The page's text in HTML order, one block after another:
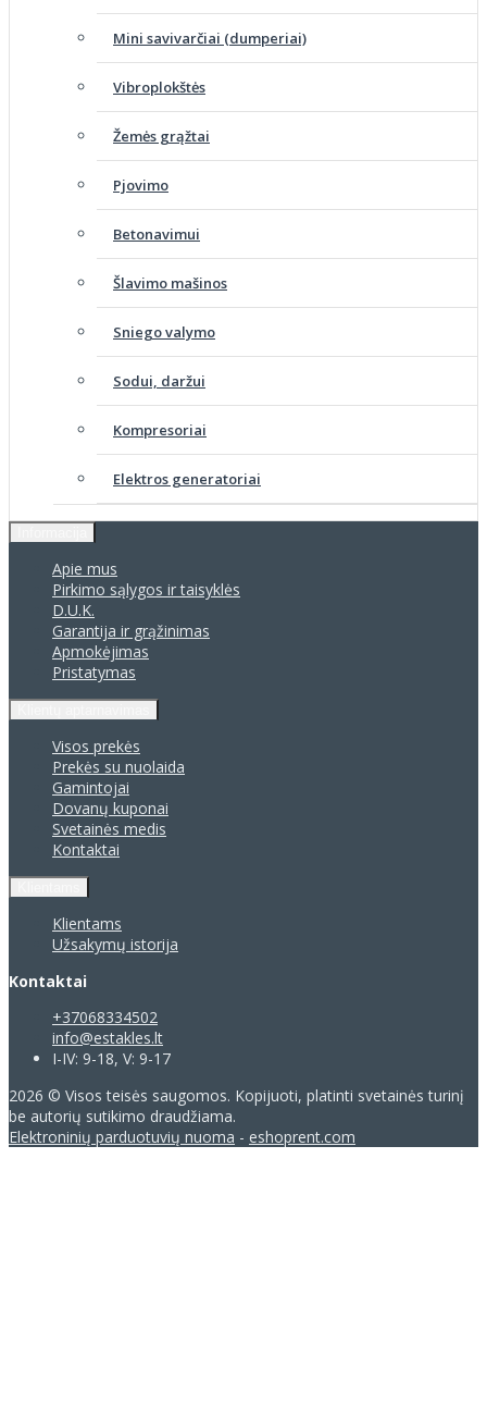
Mini savivarčiai (dumperiai)
Vibroplokštės
Žemės grąžtai
Pjovimo
Betonavimui
Šlavimo mašinos
Sniego valymo
Sodui, daržui
Kompresoriai
Elektros generatoriai
Apie mus
Pirkimo sąlygos ir taisyklės
D.U.K.
Garantija ir grąžinimas
Apmokėjimas
Pristatymas
Visos prekės
Prekės su nuolaida
Gamintojai
Dovanų kuponai
Svetainės medis
Kontaktai
Klientams
Užsakymų istorija
Kontaktai
+37068334502
info@estakles.lt
I-IV: 9-18, V: 9-17
2026 © Visos teisės saugomos. Kopijuoti, platinti svetainės turinį
be autorių sutikimo draudžiama.
Elektroninių parduotuvių nuoma - eshoprent.com